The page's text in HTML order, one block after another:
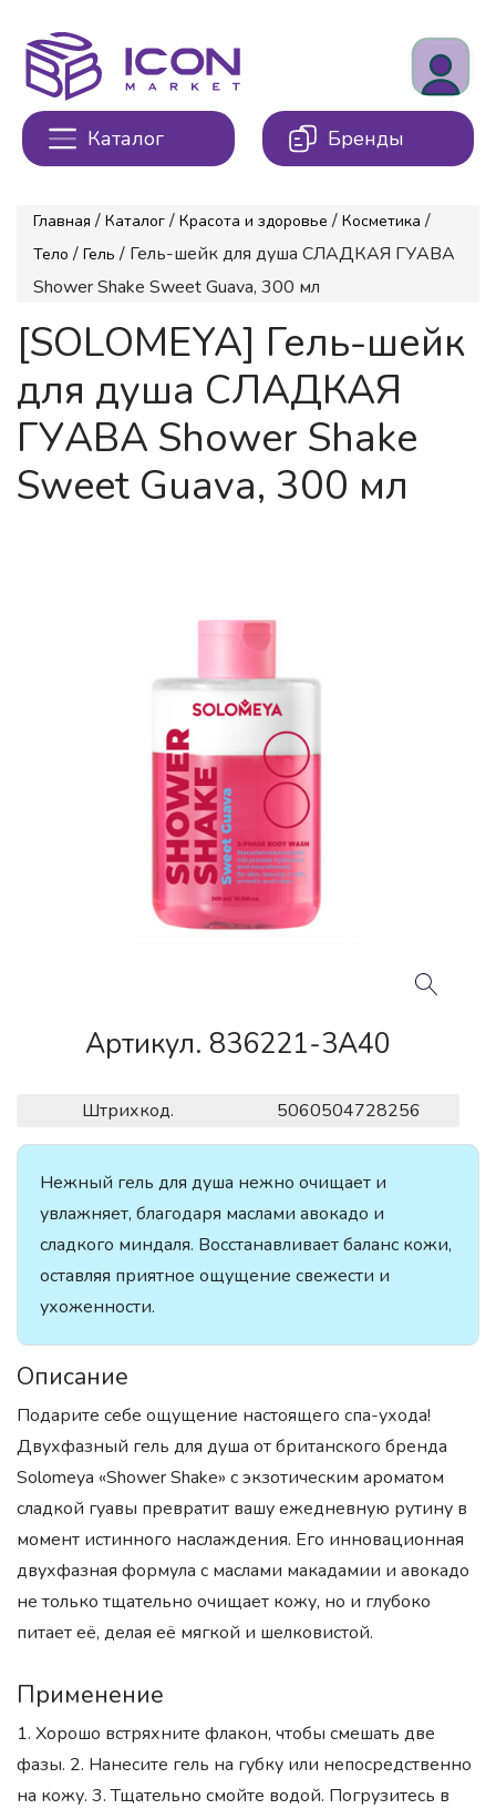
Каталог Бренды
Главная / Каталог / Красота и здоровье / Косметика /
Тело / Гель / Гель-шейк для душа СЛАДКАЯ ГУАВА
Shower Shake Sweet Guava, 300 мл
[SOLOMEYA] Гель-шейк
для душа СЛАДКАЯ
ГУАВА Shower Shake
Sweet Guava, 300 мл
Артикул. 836221-3A40
Штрихкод. 5060504728256
Нежный гель для душа нежно очищает и
увлажняет, благодаря маслами авокадо и
сладкого миндаля. Восстанавливает баланс кожи,
оставляя приятное ощущение свежести и
ухоженности.
Описание
Подарите себе ощущение настоящего спа-ухода!
Двухфазный гель для душа от британского бренда
Solomeya «Shower Shake» с экзотическим ароматом
сладкой гуавы превратит вашу ежедневную рутину в
момент истинного наслаждения. Его инновационная
двухфазная формула с маслами макадамии и авокадо
не только тщательно очищает кожу, но и глубоко
питает её, делая её мягкой и шелковистой.
Применение
1. Хорошо встряхните флакон, чтобы смешать две
фазы. 2. Нанесите гель на губку или непосредственно
на кожу. 3. Тщательно смойте водой. Погрузитесь в